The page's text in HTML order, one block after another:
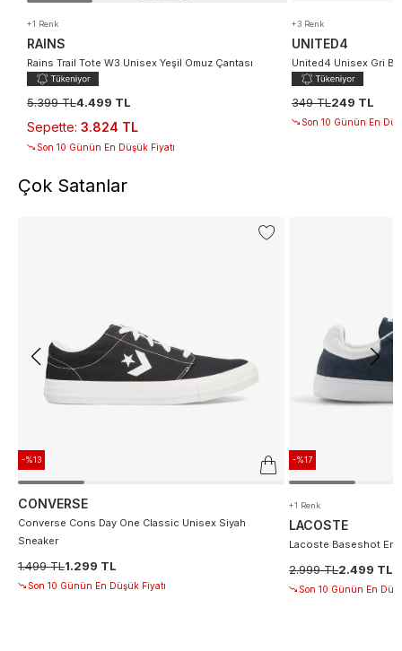
+1 Renk
RAINS
Rains Trail Tote W3 Unisex Yeşil Omuz Çantası
5.399 TL4.499 TL
Sepette: 3.824 TL
Son 10 Günün En Düşük Fiyatı
+3 Renk
UNITED4
United4 Unisex Gri
349 TL249 TL
Son 10 Günün En
Çok Satanlar
-%13
CONVERSE
Converse Cons Day One Classic Unisex Siyah
Sneaker
1.499 TL1.299 TL
Son 10 Günün En Düşük Fiyatı
-%17
+1 Renk
LACOSTE
Lacoste Baseshot
2.999 TL2.499 TL
Son 10 Günün En